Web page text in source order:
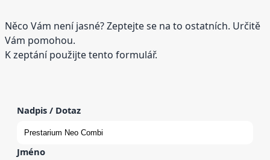
Něco Vám není jasné? Zeptejte se na to ostatních. Určitě
Vám pomohou.
K zeptání použijte tento formulář.
Nadpis / Dotaz
Jméno